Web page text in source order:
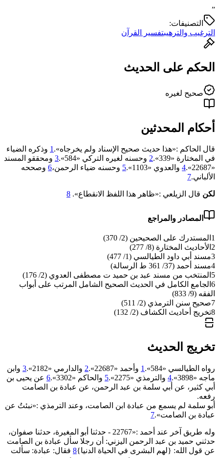
”
التصنيفات:
الترغيب والترهيبتفسير القرآن
الحكم على الحديث
صحيح لغيره
أحكام المحدثين
قال الحاكم :«هذا حديث صحيح الإسناد ولم يخرجاه».1 وذكره الضياء
في المختارة «339».
2 وحسنه لغيره التركي «584». 3 ومحققو المسند
«22687».
4 والعدوي «1103». 5 وحسنه ضياء الرحمن،6 وصححه
الألباني.7
لكن قال الزيلعي :«ظاهر هذا اللفظ الانقطاع». 8
المصادر والمراجع
1 المستدرك على الصحيحين (2/ 370)
2 الأحاديث المختارة (8/ 277)
3مسند أبي داود الطيالسي (1/ 477)
4مسند أحمد (37/ 361 ط الرسالة)
5 المنتخب من مسند عبد بن حميد ت مصطفى العدوي (2/ 176)
6 الجامع الكامل في الحديث الصحيح الشامل المرتب على أبواب
الفقه (9/ 833)
7صحيح سنن الترمذي (2/ 511)
8تخريج أحاديث الكشاف (2/ 132)
تخريج الحديث
رواه الطيالسي «584». 1 وأحمد «22687». 2 والدارمي «2182». 3 وابن
ماجه «3898».
4 والترمذي «2275». 5 والحاكم «3302». 6 عن يحيى بن
أبي كثير، عن أبي سلمة بن عبد الرحمن، عن عبادة بن الصامت
رفعه.
أبو سلمة لم يسمع من عبادة ابن الصامت، وعند الترمذي :«نبئتُ عن
عبادة بن الصامت».7
وله طريق آخر عند أحمد :«22767 - حدثنا أبو المغيرة، حدثنا صفوان،
حدثني حميد بن عبد الرحمن اليزني: أن رجلا سأل عبادة بن الصامت
عن قول الله: {لهم البشرى في الحياة الدنيا}8 فقال: عبادة: سألت